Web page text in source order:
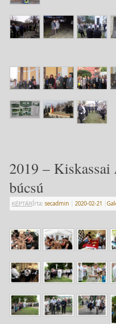
2019 – Kiskassai
búcsú
KÉPTÁRÍrta: secadmin 2020-02-21